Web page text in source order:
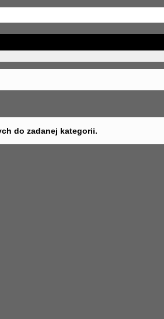
Jump to navigation
do zadanej kategorii.